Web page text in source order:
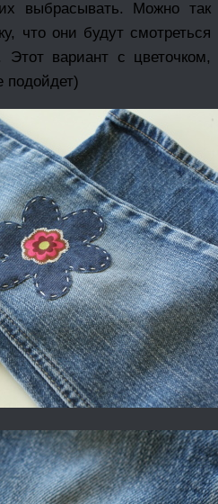
выбрасывать. Можно так
что они будут смотреться
вариант с цветочком,
подойдет)